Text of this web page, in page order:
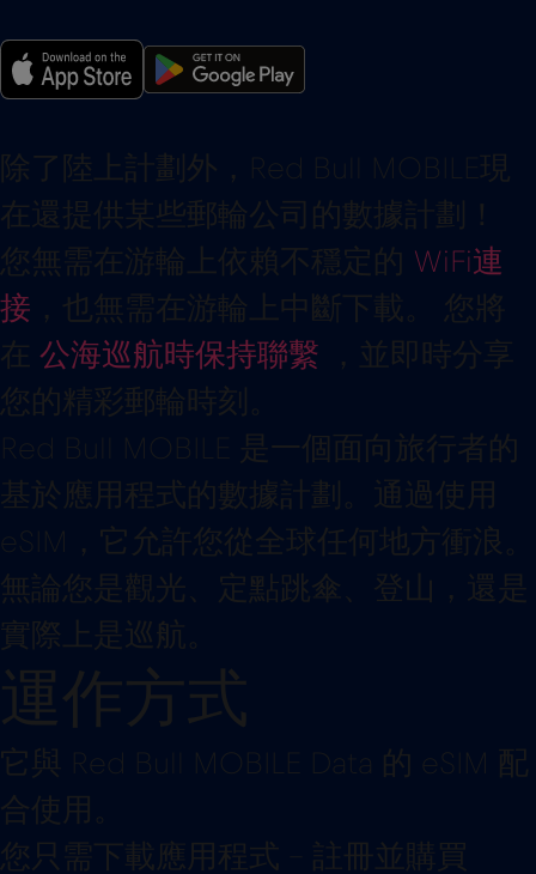
除了陸上計劃外，Red Bull MOBILE現
在還提供某些郵輪公司的數據計劃！
您無需在游輪上依賴不穩定的 WiFi連
接 ，也無需在游輪上中斷下載。 您將
在 公海巡航時保持聯繫 ，並即時分享
您的精彩郵輪時刻。
Red Bull MOBILE 是一個面向旅行者的
基於應用程式的數據計劃。通過使用
eSIM，它允許您從全球任何地方衝浪。
無論您是觀光、定點跳傘、登山，還是
實際上是巡航。
運作方式
它與 Red Bull MOBILE Data 的 eSIM 配
合使用。
您只需下載應用程式 – 註冊並購買